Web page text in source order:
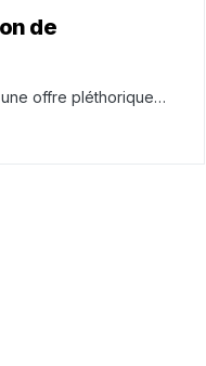
de
offre pléthorique…